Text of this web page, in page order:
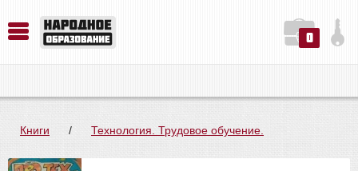
0
Книги / Технология. Трудовое обучение.